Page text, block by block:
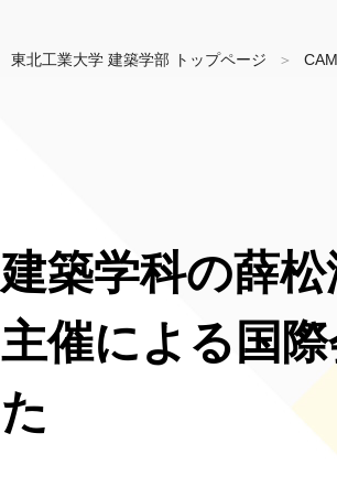
東北工業大学 建築学部 トップページ
建築学科の薛
主催による国
た